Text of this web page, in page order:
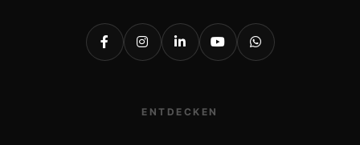
ENTDECKEN